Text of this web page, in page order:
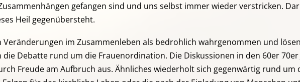
gefangen sind und uns selbst immer wieder verstricken.
Heil gegenübersteht.
im Zusammenleben als bedrohlich wahrgenommen und
Debatte rund um die Frauenordination. Die Diskussionen in den 60er 70er
Freude am Aufbruch aus. Ähnliches wiederholt sich gegenwärtig rund um